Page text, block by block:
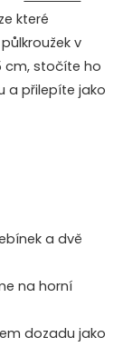
které
v
cm, stočíte ho
a přilepíte jako
a dvě
na horní
dozadu jako